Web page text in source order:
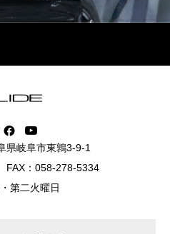
県岐阜市東鶉3-9-1
FAX：058-278-5334
第二火曜日